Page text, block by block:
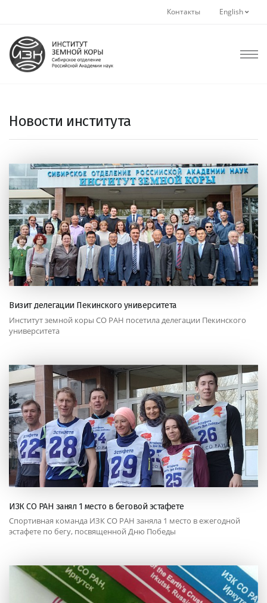
Контакты English
Новости института
Визит делегации Пекинского университета
Институт земной коры СО РАН посетила делегации Пекинского
университета
ИЗК СО РАН занял 1 место в беговой эстафете
Спортивная команда ИЗК СО РАН заняла 1 место в ежегодной
эстафете по бегу, посвященной Дню Победы